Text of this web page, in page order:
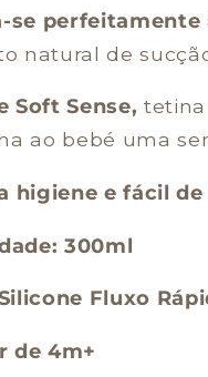
se perfeitamente
natural de
Soft Sense, tetina
ao bebé uma
higiene e fácil
300ml
Fluxo
de 4m+